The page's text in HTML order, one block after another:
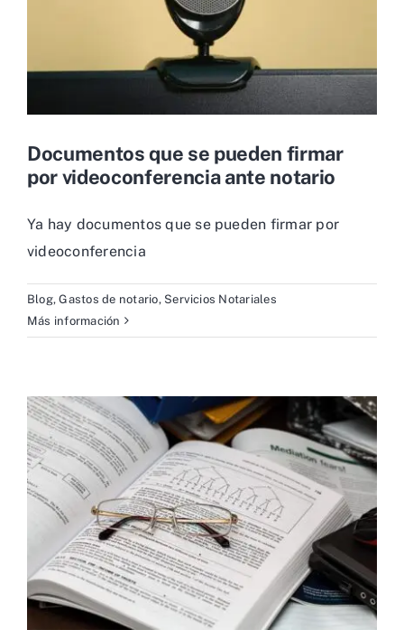
Documentos que se pueden firmar
por videoconferencia ante notario
Ya hay documentos que se pueden firmar por
videoconferencia
Blog,Gastos de notario, Servicios Notariales
Más información